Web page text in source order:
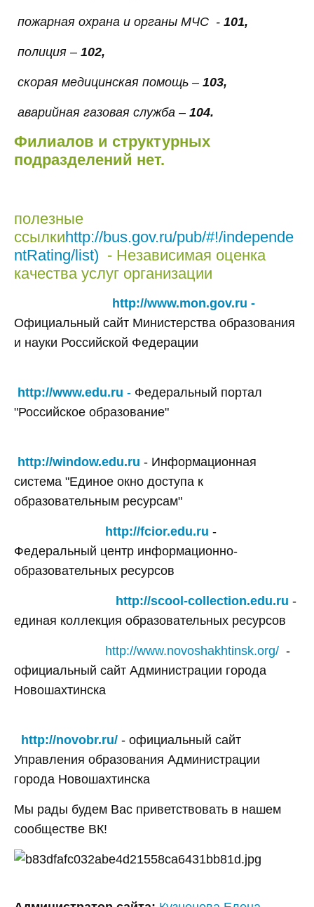
пожарная охрана и органы МЧС - 101,
полиция – 102,
скорая медицинская помощь – 103,
аварийная газовая служба – 104.
Филиалов и структурных
подразделений нет.
полезные
ссылкиhttp://bus.gov.ru/pub/#!/independe
ntRating/list) - Независимая оценка
качества услуг организации
http://www.mon.gov.ru -
Официальный сайт Министерства образования
и науки Российской Федерации
http://www.edu.ru - Федеральный портал
"Российское образование"
http://window.edu.ru - Информационная
система "Единое окно доступа к
образовательным ресурсам"
http://fcior.edu.ru -
Федеральный центр информационно-
образовательных ресурсов
http://scool-collection.edu.ru -
единая коллекция образовательных ресурсов
http://www.novoshakhtinsk.org/ -
официальный сайт Администрации города
Новошахтинска
http://novobr.ru/ - официальный сайт
Управления образования Администрации
города Новошахтинска
Мы рады будем Вас приветствовать в нашем
сообществе ВК!